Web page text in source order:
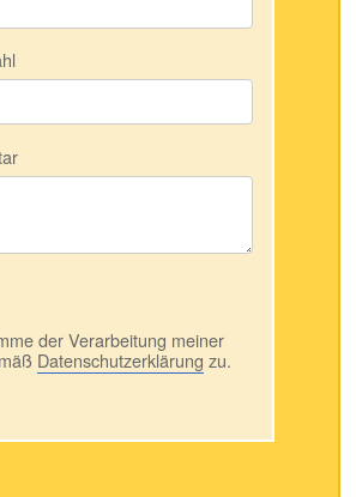
der Verarbeitung meiner
Datenschutzerklärung zu.